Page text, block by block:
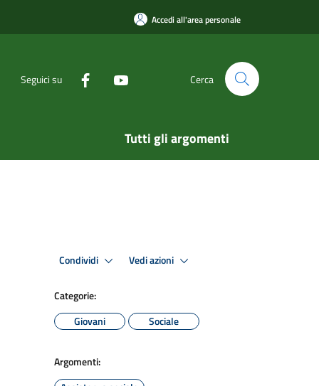
Accedi all'area personale
Seguici su Cerca
Tutti gli argomenti
Condividi Vedi azioni
Categorie:
Giovani
Sociale
Argomenti: